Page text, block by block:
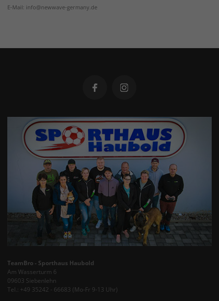
E-Mail: info@newwave-germany.de
TeamBro - Sporthaus Haubold
Am Wasserturm 6
09603 Siebenlehn
Tel.: +49 35242 - 66683 (Mo-Fr 9-13 Uhr)